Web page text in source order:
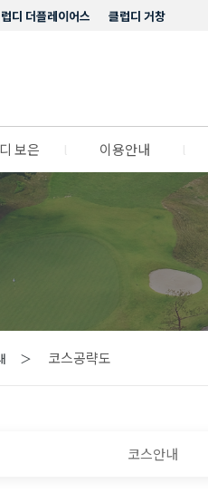
클럽디 거창
디 더플레이어스
보은 이용안내
＞ 코스공략도
코스안내